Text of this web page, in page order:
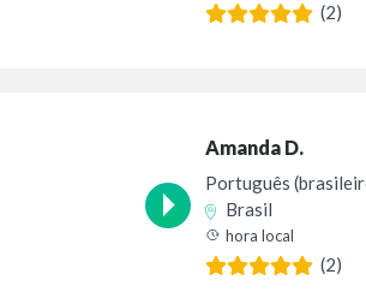
(2)
Amanda D.
Português
Brasil
hora local
(2)